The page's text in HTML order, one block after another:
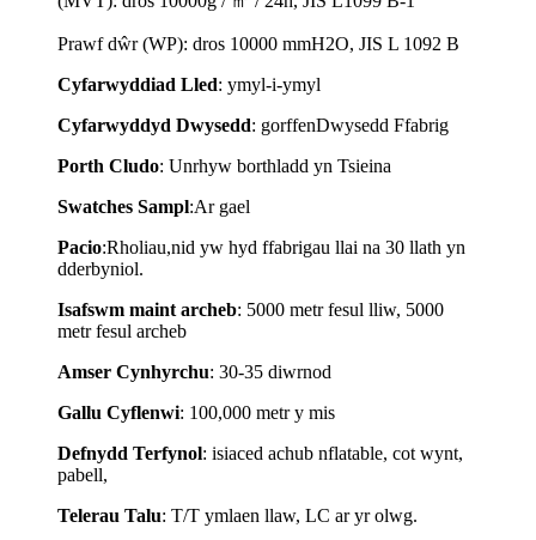
Prawf dŵr (WP): dros 10000 mmH2O, JIS L 1092 B
Cyfarwyddiad Lled: ymyl-i-ymyl
Cyfarwyddyd Dwysedd: gorffenDwysedd Ffabrig
Porth Cludo: Unrhyw borthladd yn Tsieina
Swatches Sampl:Ar gael
Pacio:Rholiau,nid yw hyd ffabrigau llai na 30 llath yn
dderbyniol.
Isafswm maint archeb: 5000 metr fesul lliw, 5000
metr fesul archeb
Amser Cynhyrchu: 30-35 diwrnod
Gallu Cyflenwi: 100,000 metr y mis
Defnydd Terfynol: isiaced achub nflatable, cot wynt,
pabell,
Telerau Talu: T/T ymlaen llaw, LC ar yr olwg.